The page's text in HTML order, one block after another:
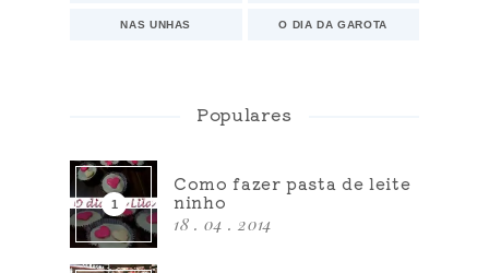
NAS UNHAS O DIA DA GAROTA
Populares
Como fazer pasta de leite
ninho
18 . 04 . 2014